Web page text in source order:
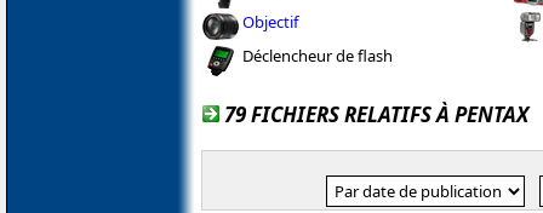
Objectif
Déclencheur de flash
79 FICHIERS RELATIFS À PENTAX